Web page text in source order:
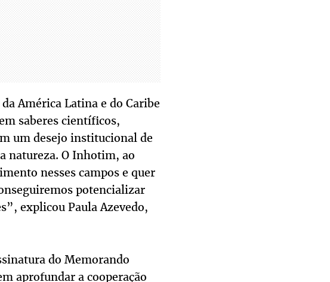
América Latina e do Caribe
saberes científicos,
um desejo institucional de
natureza. O Inhotim, ao
nesses campos e quer
potencializar
explicou Paula Azevedo,
do Memorando
aprofundar a cooperação